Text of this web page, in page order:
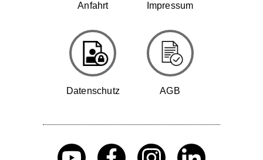
Anfahrt Impressum
Datenschutz AGB